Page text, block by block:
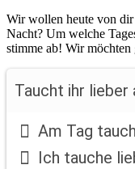
Wir wollen heute von dir
Nacht? Um welche
stimme ab! Wir möchten
Taucht ihr lieber
Am Tag
Ich tauche